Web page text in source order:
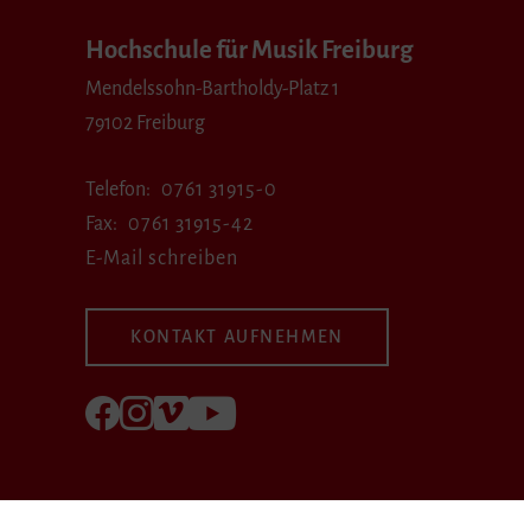
Hochschule für Musik Freiburg
Mendelssohn-Bartholdy-Platz 1
79102 Freiburg
Telefon
0761 31915-0
Fax
0761 31915-42
E-Mail schreiben
KONTAKT AUFNEHMEN
Folgen Sie uns auf Facebook
Folgen Sie uns auf Instagram
Besuchen Sie uns bei Vimeo